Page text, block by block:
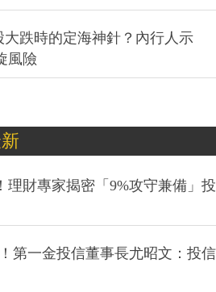
跌時的定海神針？內行人示
風險
理財專家揭密「9%攻守兼備」投
第一金投信董事長尤昭文：投信